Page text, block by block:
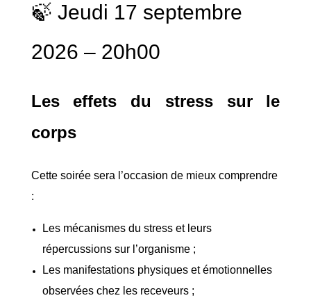
🍃 Jeudi 17 septembre
2026 – 20h00
Les effets du stress sur le
corps
Cette soirée sera l’occasion de mieux comprendre
:
Les mécanismes du stress et leurs
répercussions sur l’organisme ;
Les manifestations physiques et émotionnelles
observées chez les receveurs ;